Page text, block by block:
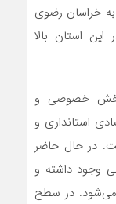
خراسان رضوی
استان بالا
بخش خصوصی و
استانداری و
در حال حاضر
وجود داشته و
در سطح